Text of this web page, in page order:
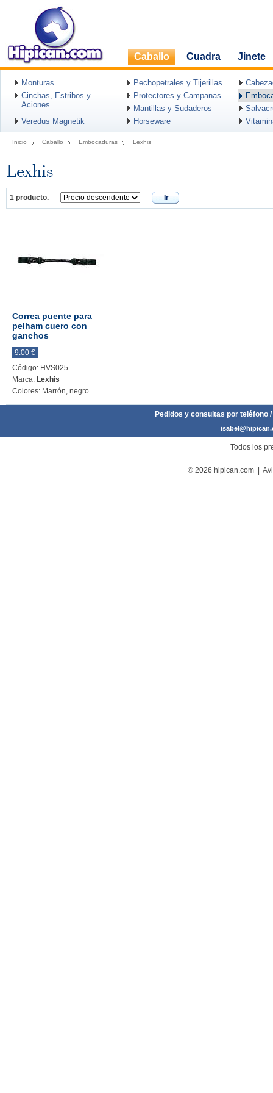
Caballo Cuadra Jinete
Monturas Pechopetrales y Tijerillas
Cinchas, Estribos y
Aciones
Protectores y Campanas
Mantillas y Sudaderos
Veredus Magnetik
Horseware
Inicio Caballo Embocaduras Lexhis
Lexhis
1 producto. Ir
Correa puente para
pelham cuero con
ganchos
9.00 €
Código: HVS025
Marca: Lexhis
Colores: Marrón, negro
Pedidos y consultas por teléfono
Todos los
© 2026 hipican.com |